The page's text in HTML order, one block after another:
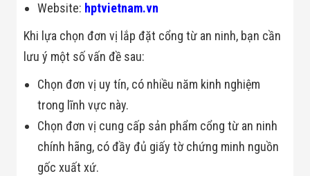
Nén
Máy Kiểm Tra
Vết Nứt Sản
Máy Kiểm Tra
Bo Mạch Điện
Tử
Súng Bắn
Website: hptvietnam.vn
Khi lựa chọn đơn vị lắp đặt cổng từ an ninh, bạn cần
lưu ý một số vấn đề sau:
Chọn đơn vị uy tín, có nhiều năm kinh nghiệm
trong lĩnh vực này.
Chọn đơn vị cung cấp sản phẩm cổng từ an ninh
chính hãng, có đầy đủ giấy tờ chứng minh nguồn
gốc xuất xứ.